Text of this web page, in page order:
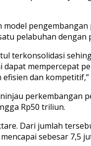
pelabuhan dengan
terkonsolidasi
dan kompetitif,”
Rp50 triliun.
Dari jumlah
sebesar 7,5